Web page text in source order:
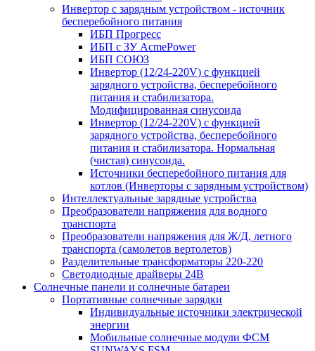
Инвертор с зарядным устройством - источник
бесперебойного питания
ИБП Прогресс
ИБП с ЗУ AcmePower
ИБП СОЮЗ
Инвертор (12/24-220V) с функцией
зарядного устройства, бесперебойного
питания и стабилизатора.
Модифицированная синусоида
Инвертор (12/24-220V) с функцией
зарядного устройства, бесперебойного
питания и стабилизатора. Нормальная
(чистая) синусоида.
Источники бесперебойного питания для
котлов (Инверторы с зарядным устройством)
Интеллектуальные зарядные устройства
Преобразователи напряжения для водного
транспорта
Преобразователи напряжения для Ж/Д, летного
транспорта (самолетов вертолетов)
Разделительные трансформаторы 220-220
Светодиодные драйверы 24В
Солнечные панели и солнечные батареи
Портативные солнечные зарядки
Индивидуальные источники электрической
энергии
Мобильные солнечные модули ФСМ